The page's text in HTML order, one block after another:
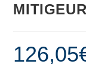
126,05